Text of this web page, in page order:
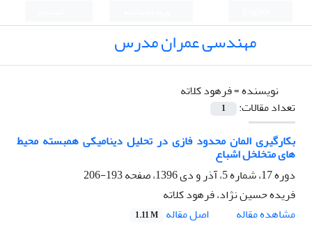
مهندسی عمران مدرس
نویسنده =فرهود کلاته
تعداد مقالات:
1
بکارگیری المان محدود فازی در تحلیل دینامیکی همبسته محیط
های متخلخل اشباع
دوره 17، شماره 5، آذر و دی 1396، صفحه
193-206
فریده حسین نژاد، فرهود کلاته
مشاهده مقاله
اصل مقاله 1.11 M